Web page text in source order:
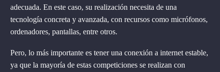
adecuada. En este caso, su realización necesita de una
tecnología concreta y avanzada, con recursos como micrófonos,
ordenadores, pantallas, entre otros.
Pero, lo más importante es tener una conexión a internet estable,
ya que la mayoría de estas competiciones se realizan con